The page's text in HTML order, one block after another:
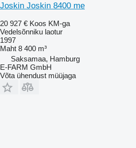
Joskin Joskin 8400 me
20 927 € Koos KM-ga
Vedelsõnniku laotur
1997
Maht 8 400 m³
Saksamaa, Hamburg
E-FARM GmbH
Võta ühendust müüjaga